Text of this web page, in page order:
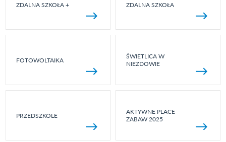
ZDALNA SZKOŁA + ZDALNA SZKOŁA
FOTOWOLTAIKA
ŚWIETLICA W
NIEZDOWIE
PRZEDSZKOLE
AKTYWNE PLACE
ZABAW 2025